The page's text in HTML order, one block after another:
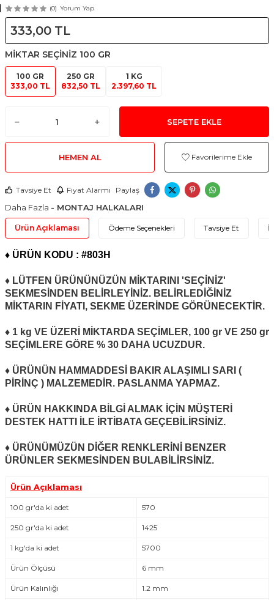
(0) Yorum Yap
333,00 TL
MİKTAR SEÇİNİZ 100 GR
100 GR
333,00 TL
250 GR
832,50 TL
1 KG
2.397,60 TL
SEPETE EKLE
HEMEN AL Favorilerime Ekle
Tavsiye Et Fiyat Alarmı Paylaş
Daha Fazla - MONTAJ HALKALARI
Ürün Açıklaması Ödeme Seçenekleri Tavsiye Et
♦ ÜRÜN KODU : #803H
♦ LÜTFEN ÜRÜNÜNÜZÜN MİKTARINI 'SEÇİNİZ'
SEKMESİNDEN BELİRLEYİNİZ. BELİRLEDİĞİNİZ
MİKTARIN FİYATI, SEKME ÜZERİNDE GÖRÜNECEKTİR.
♦ 1 kg VE ÜZERİ MİKTARDA SEÇİMLER, 100 gr VE 250 gr
SEÇİMLERE GÖRE % 30 DAHA UCUZDUR.
♦ ÜRÜNÜN HAMMADDESİ BAKIR ALAŞIMLI SARI (
PİRİNÇ ) MALZEMEDİR. PASLANMA YAPMAZ.
♦ ÜRÜN HAKKINDA BİLGİ ALMAK İÇİN MÜŞTERİ
DESTEK HATTI İLE İRTİBATA GEÇEBİLİRSİNİZ.
♦ ÜRÜNÜMÜZÜN DİĞER RENKLERİNİ BENZER
ÜRÜNLER SEKMESİNDEN BULABİLİRSİNİZ.
Ürün Açıklaması
100 gr'da ki adet 570
250 gr′da ki adet 1425
1 kg'da ki adet 5700
Ürün Ölçüsü 6 mm
Ürün Kalınlığı 1.2 mm